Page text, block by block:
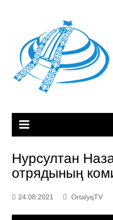
Нурсултан
отрядының
24.08.2021 OrtalyqTV